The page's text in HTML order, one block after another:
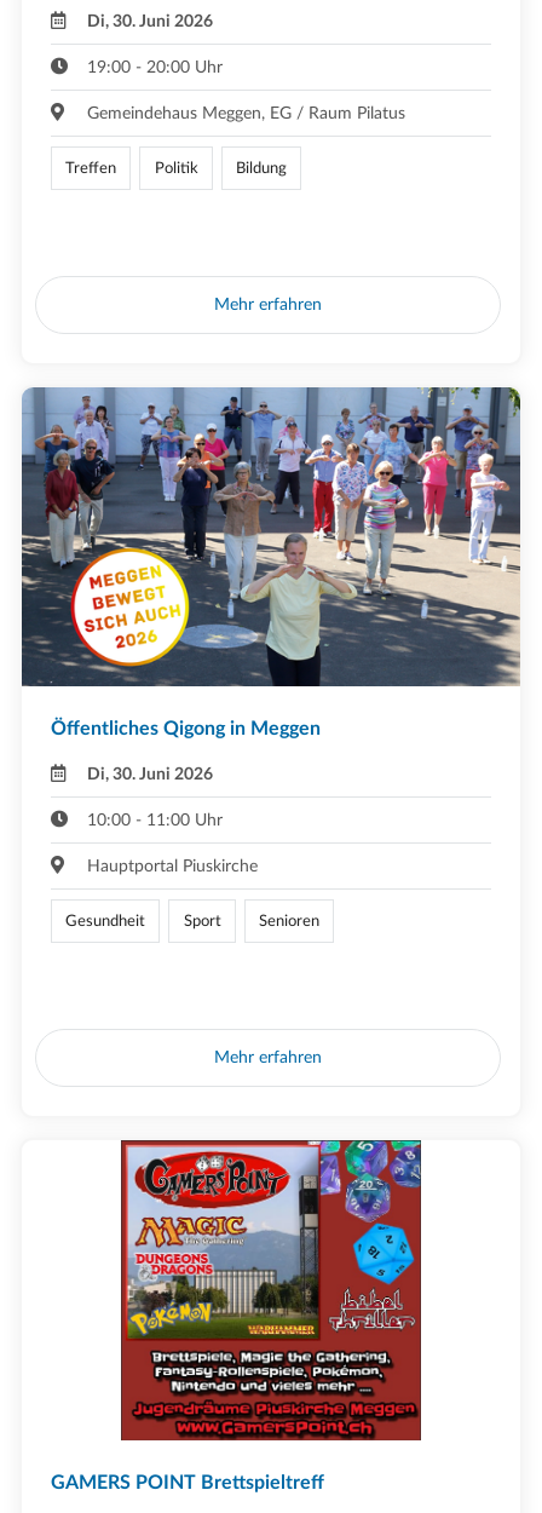
Di, 30. Juni 2026
19:00 - 20:00 Uhr
Gemeindehaus Meggen, EG / Raum Pilatus
Treffen Politik Bildung
Mehr erfahren
Öffentliches Qigong in Meggen
Di, 30. Juni 2026
10:00 - 11:00 Uhr
Hauptportal Piuskirche
Gesundheit Sport Senioren
Mehr erfahren
GAMERS POINT Brettspieltreff